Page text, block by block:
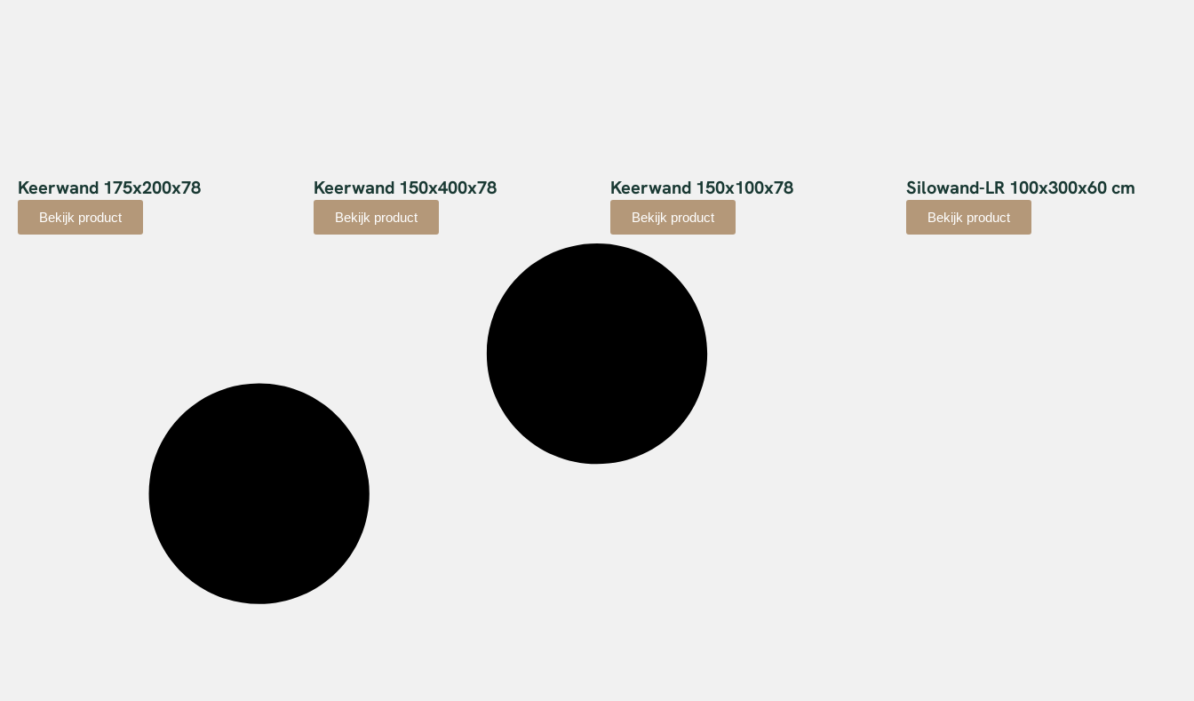
Keerwand 175x200x78
Bekijk product
Keerwand 150x400x78
Bekijk product
Keerwand 150x100x78
Bekijk product
Silowand-LR 100x300x60 cm
Bekijk product